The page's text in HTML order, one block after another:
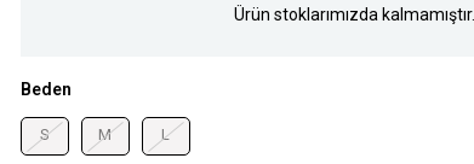
Ürün stoklarımızda kalmamıştır.
Beden
S M L